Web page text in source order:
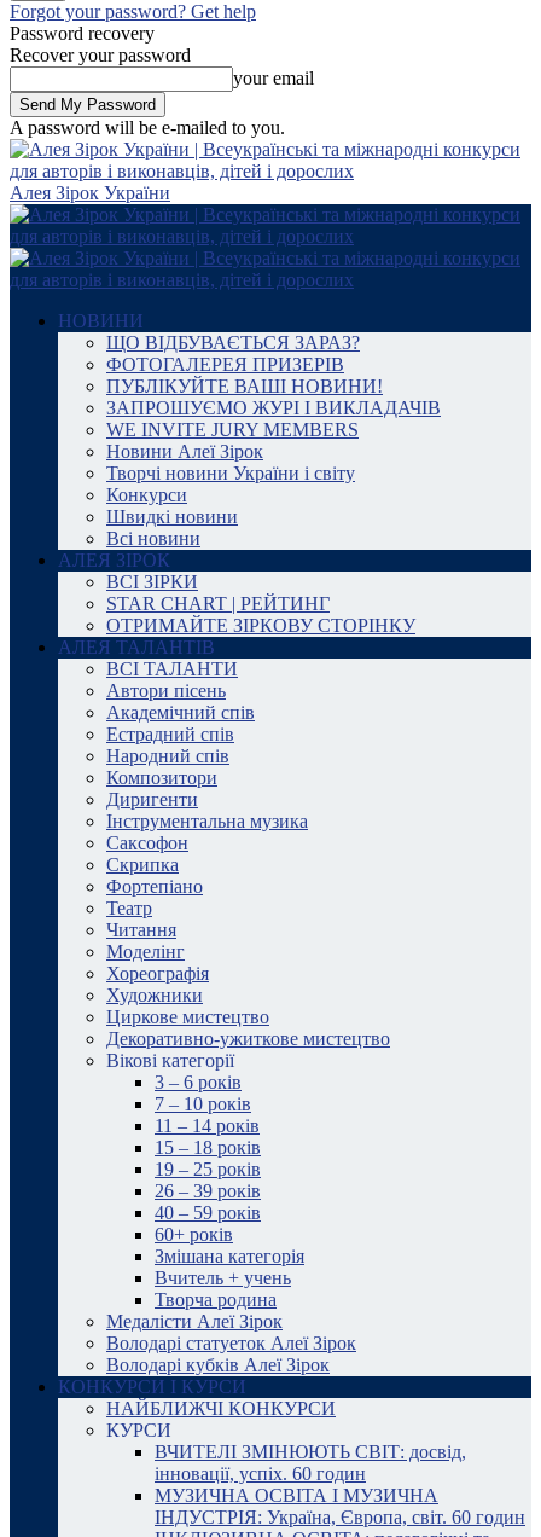
Forgot your password? Get help
Password recovery
Recover your password
your email
A password will be e-mailed to you.
Алея Зірок України
НОВИНИ
ЩО ВІДБУВАЄТЬСЯ ЗАРАЗ?
ФОТОГАЛЕРЕЯ ПРИЗЕРІВ
ПУБЛІКУЙТЕ ВАШІ НОВИНИ!
ЗАПРОШУЄМО ЖУРІ І ВИКЛАДАЧІВ
WE INVITE JURY MEMBERS
Новини Алеї Зірок
Творчі новини України і світу
Конкурси
Швидкі новини
Всі новини
АЛЕЯ ЗІРОК
ВСІ ЗІРКИ
STAR CHART | РЕЙТИНГ
ОТРИМАЙТЕ ЗІРКОВУ СТОРІНКУ
АЛЕЯ ТАЛАНТІВ
ВСІ ТАЛАНТИ
Автори пісень
Академічний спів
Естрадний спів
Народний спів
Композитори
Диригенти
Інструментальна музика
Саксофон
Скрипка
Фортепіано
Театр
Читання
Моделінг
Хореографія
Художники
Циркове мистецтво
Декоративно-ужиткове мистецтво
Вікові категорії
3 – 6 років
7 – 10 років
11 – 14 років
15 – 18 років
19 – 25 років
26 – 39 років
40 – 59 років
60+ років
Змішана категорія
Вчитель + учень
Творча родина
Медалісти Алеї Зірок
Володарі статуеток Алеї Зірок
Володарі кубків Алеї Зірок
КОНКУРСИ І КУРСИ
НАЙБЛИЖЧІ КОНКУРСИ
КУРСИ
ВЧИТЕЛІ ЗМІНЮЮТЬ СВІТ: досвід,
інновації, успіх. 60 годин
МУЗИЧНА ОСВІТА І МУЗИЧНА
ІНДУСТРІЯ: Україна, Європа, світ. 60 годин